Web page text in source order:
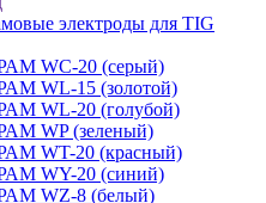
электроды для TIG
WC-20 (серый)
WL-15 (золотой)
WL-20 (голубой)
WP (зеленый)
WT-20 (красный)
WY-20 (синий)
WZ-8 (белый)